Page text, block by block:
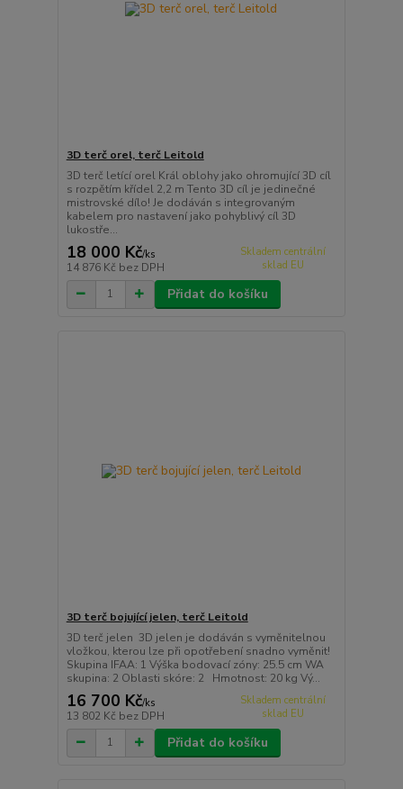
3D terč orel, terč Leitold
3D terč letící orel Král oblohy jako ohromující 3D cíl
s rozpětím křídel 2,2 m Tento 3D cíl je jedinečné
mistrovské dílo! Je dodáván s integrovaným
kabelem pro nastavení jako pohyblivý cíl 3D
lukostře...
18 000 Kč/ks
14 876 Kč bez DPH
Skladem centrální
sklad EU
Přidat do košíku
3D terč bojující jelen, terč Leitold
3D terč jelen 3D jelen je dodáván s vyměnitelnou
vložkou, kterou lze při opotřebení snadno vyměnit!
Skupina IFAA: 1 Výška bodovací zóny: 25.5 cm WA
skupina: 2 Oblasti skóre: 2 Hmotnost: 20 kg Vý...
16 700 Kč/ks
13 802 Kč bez DPH
Skladem centrální
sklad EU
Přidat do košíku